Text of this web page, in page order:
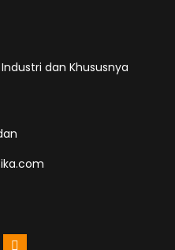
dan Khususnya